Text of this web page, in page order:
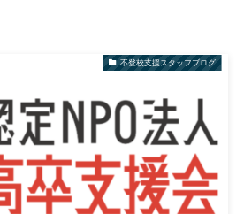
不登校支援スタッフブログ